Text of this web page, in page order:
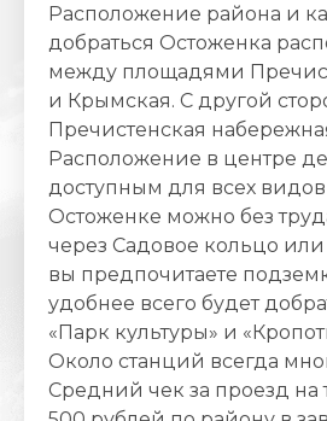
Расположение района и
добраться Остоженка
между площадями
и Крымская. С другой
Пречистенская
Расположение в центре
доступным для всех видов
Остоженке можно без
через Садовое кольцо
вы предпочитаете
удобнее всего будет
«Парк культуры» и
Около станций всегда
Средний чек за проезд на